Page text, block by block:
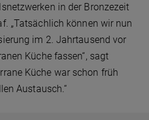
in der Bronzezeit
„Tatsächlich können wir nun
im 2. Jahrtausend vor
Küche fassen“, sagt
Küche war schon früh
Austausch.“